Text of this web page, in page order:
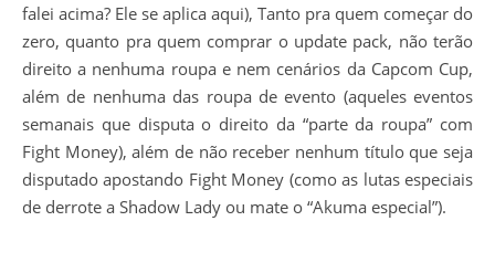
falei acima? Ele se aplica aqui), Tanto pra quem começar do
zero, quanto pra quem comprar o update pack, não terão
direito a nenhuma roupa e nem cenários da Capcom Cup,
além de nenhuma das roupa de evento (aqueles eventos
semanais que disputa o direito da “parte da roupa” com
Fight Money), além de não receber nenhum título que seja
disputado apostando Fight Money (como as lutas especiais
de derrote a Shadow Lady ou mate o “Akuma especial”).